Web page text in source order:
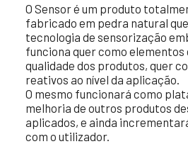
O Sensor é um produto
fabricado em pedra natural
tecnologia de sensorização
funciona quer como elementos
qualidade dos produtos, quer
reativos ao nível da aplicação.
O mesmo funcionará como
melhoria de outros produtos
aplicados, e ainda
com o utilizador.